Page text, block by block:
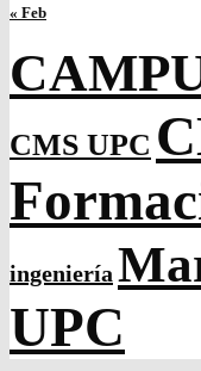
« Feb
CMS UPC
ingeniería
UPC